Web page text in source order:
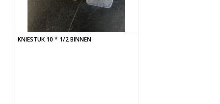
KNIESTUK 10 * 1/2 BINNEN